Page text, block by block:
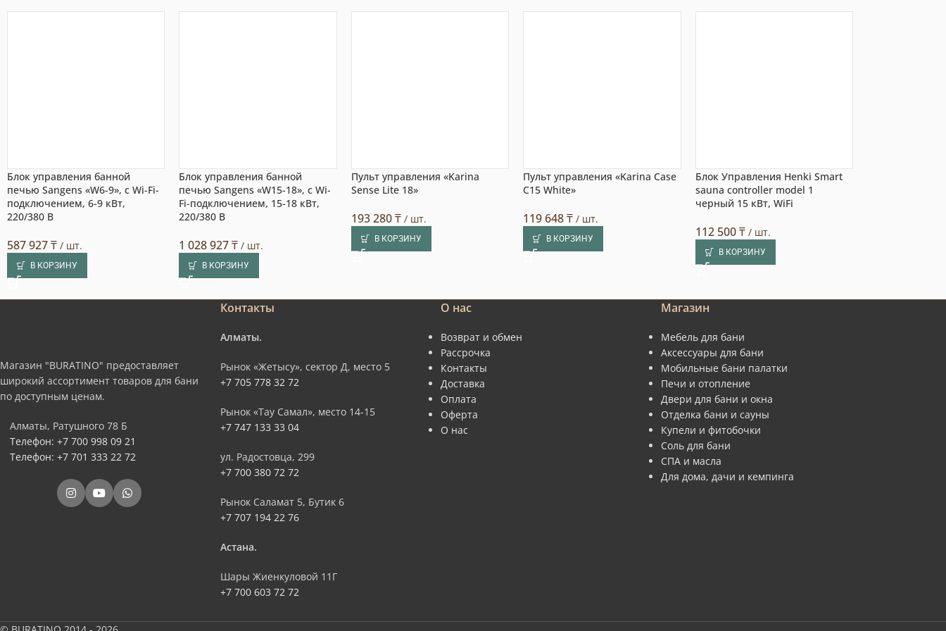
Блок управления банной
печью Sangens «W6-9», с Wi-Fi-
подключением, 6-9 кВт,
220/380 В
587 927₸ / шт.
В КОРЗИНУ
Блок управления банной
печью Sangens «W15-18», с Wi-
Fi-подключением, 15-18 кВт,
220/380 В
1 028 927₸ / шт.
В КОРЗИНУ
Пульт управления «Karina
Sense Lite 18»
193 280₸/ шт.
В КОРЗИНУ
Пульт управления «Karina Case
C15 White»
119 648₸ / шт.
В КОРЗИНУ
Блок Управления Henki Smart
sauna controller model 1
черный 15 кВт, WiFi
112 500₸/ шт.
В КОРЗИНУ
Магазин "BURATINO" предоставляет
широкий ассортимент товаров для бани
по доступным ценам.
Алматы, Ратушного 78 Б
Телефон: +7 700 998 09 21
Телефон: +7 701 333 22 72
Контакты
Алматы.
Рынок «Жетысу», сектор Д, место 5
+7 705 778 32 72
Рынок «Тау Самал», место 14-15
+7 747 133 33 04
ул. Радостовца, 299
+7 700 380 72 72
Рынок Саламат 5, Бутик 6
+7 707 194 22 76
Астана.
Шары Жиенкуловой 11Г
+7 700 603 72 72
О нас
Возврат и обмен
Рассрочка
Контакты
Доставка
Оплата
Оферта
О нас
Магазин
Мебель для бани
Аксессуары для бани
Мобильные бани палатки
Печи и отопление
Двери для бани и окна
Отделка бани и сауны
Купели и фитобочки
Соль для бани
СПА и масла
Для дома, дачи и кемпинга